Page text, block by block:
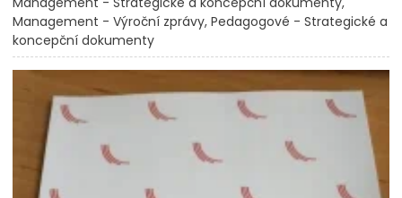
Management - Výroční zprávy Pedagogové - Strategické a
koncepční dokumenty